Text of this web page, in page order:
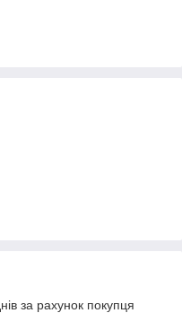
за рахунок покупця